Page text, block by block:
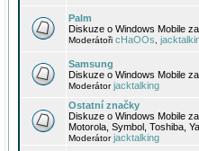
Palm
Diskuze o Windows Mobile
Moderátoři cHaOOs
Samsung
Diskuze o Windows Mobile
Moderátorjacktalking
Ostatní značky
Diskuze o Windows Mobile
Motorola, Symbol, Toshiba,
Moderátorjacktalking